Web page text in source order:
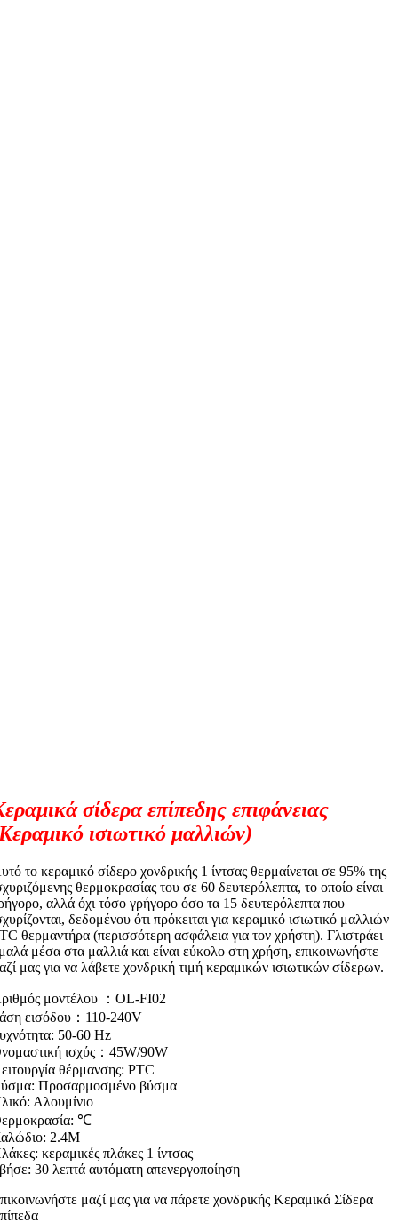
σίδερα επίπεδης επιφάνειας
ισιωτικό μαλλιών)
το κεραμικό σίδερο χονδρικής 1 ίντσας θερμαίνεται σε 95% της
θερμοκρασίας του σε 60 δευτερόλεπτα, το οποίο είναι
αλλά όχι τόσο γρήγορο όσο τα 15 δευτερόλεπτα που
δεδομένου ότι πρόκειται για κεραμικό ισιωτικό μαλλιών
θερμαντήρα (περισσότερη ασφάλεια για τον χρήστη). Γλιστράει
μέσα στα μαλλιά και είναι εύκολο στη χρήση, επικοινωνήστε
μας για να λάβετε χονδρική τιμή κεραμικών ισιωτικών σίδερων.
μοντέλου ：OL-FI02
εισόδου：110-240V
50-60 Hz
ισχύς：45W/90W
θέρμανσης: PTC
Προσαρμοσμένο βύσμα
Αλουμίνιο
℃
2.4M
κεραμικές πλάκες 1 ίντσας
30 λεπτά αυτόματη απενεργοποίηση
μαζί μας για να πάρετε χονδρικής Κεραμικά Σίδερα